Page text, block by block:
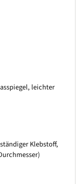
leichter
Klebstoff,